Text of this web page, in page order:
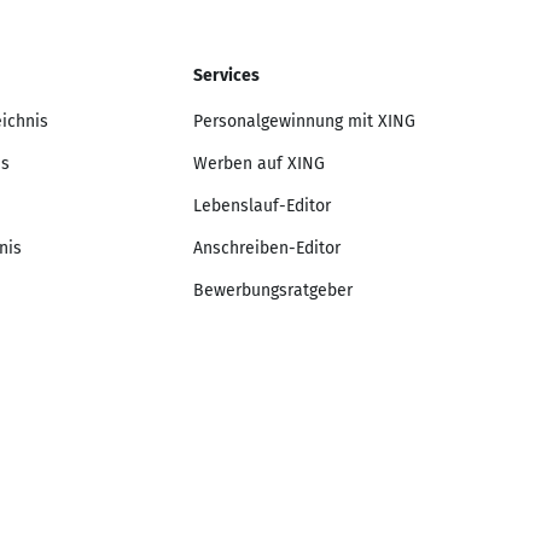
Services
Personalgewinnung mit XING
Werben auf XING
Lebenslauf-Editor
Anschreiben-Editor
Bewerbungsratgeber